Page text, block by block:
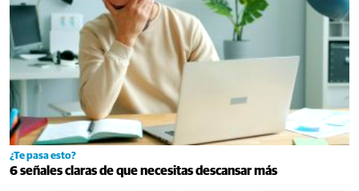
¿Te pasa esto?
6 señales claras de que necesitas descansar más